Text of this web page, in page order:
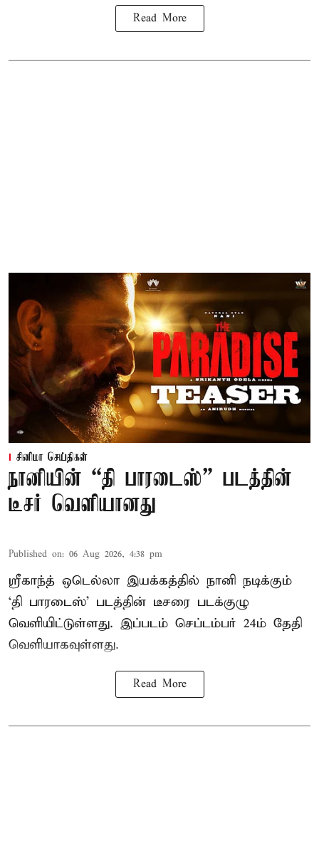
Read More
சினிமா செய்திகள்
நானியின் “தி பாரடைஸ்” படத்தின்
டீசர் வெளியானது
Published on: 06 Aug 2026, 4:38 pm
ஸ்ரீகாந்த் ஒடெல்லா இயக்கத்தில் நானி நடிக்கும்
‘தி பாரடைஸ்’ படத்தின் டீசரை படக்குழு
வெளியிட்டுள்ளது. இப்படம் செப்டம்பர் 24ம் தேதி
வெளியாகவுள்ளது.
Read More